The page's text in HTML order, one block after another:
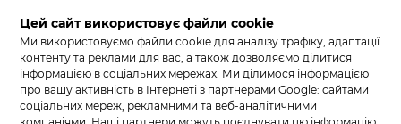
Новинки
Акційні товари
Акції/Знижки
Політика
конфіденційності
ПРИЄДНУЙТЕСЬ ДО НАС У СОЦМЕРЕЖАХ
Цей сайт використовує файли cookie
Ми використовуємо файли cookie для аналізу трафіку, адаптації
контенту та реклами для вас, а також дозволяємо ділитися
інформацією в соціальних мережах. Ми ділимося інформацією
про вашу активність в Інтернеті з партнерами Google: сайтами
соціальних мереж, рекламними та веб-аналітичними